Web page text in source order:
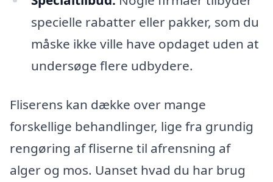
specielle rabatter eller pakker, som du
måske ikke ville have opdaget uden at
undersøge flere udbydere.
Fliserens kan dække over mange
forskellige behandlinger, lige fra grundig
rengøring af fliserne til afrensning af
alger og mos. Uanset hvad du har brug